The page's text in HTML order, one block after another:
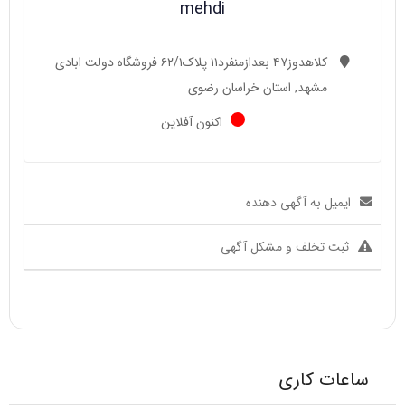
mehdi
کلاهدوز۴۷ بعدازمنفرد۱۱ پلاک۶۲/۱ فروشگاه دولت ابادی
مشهد, استان خراسان رضوی
اکنون آفلاین
ایمیل به آگهی دهنده
ثبت تخلف و مشکل آگهی
ساعات کاری